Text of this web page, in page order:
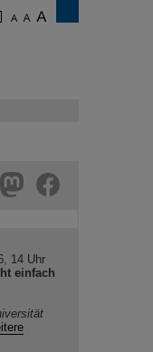
14 Uhr
einfach